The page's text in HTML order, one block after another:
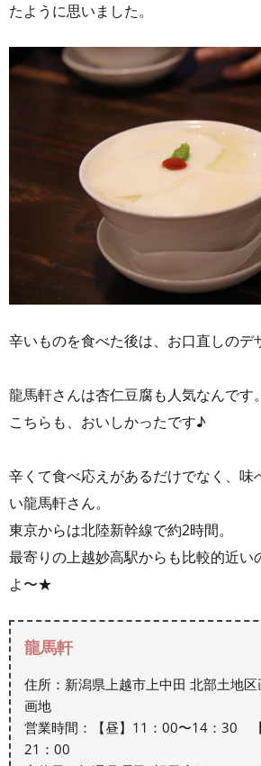
たように思いました。
辛いものを食べた後は、お口直しのデ
龍馬軒さんは杏仁豆腐も人気なんです。
こちらも、おいしかったです♪
辛くて食べ応えがあるだけでなく、味
い龍馬軒さん。
東京からは北陸新幹線で約2時間。
最寄りの上越妙高駅からも比較的近い
よ〜★
龍馬軒
住所：新潟県上越市上中田 北部土地区
画地
営業時間：【昼】11：00〜14：30
21：00